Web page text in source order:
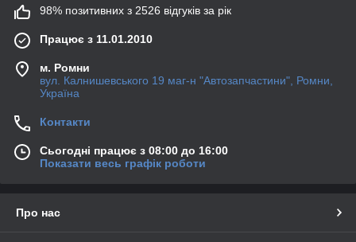
98% позитивних з 2526 відгуків за рік
Працює з 11.01.2010
м. Ромни
вул. Калнишевського 19 маг-н "Автозапчастини", Ромни,
Україна
Контакти
Сьогодні працює з 08:00 до 16:00
Показати весь графік роботи
Про нас